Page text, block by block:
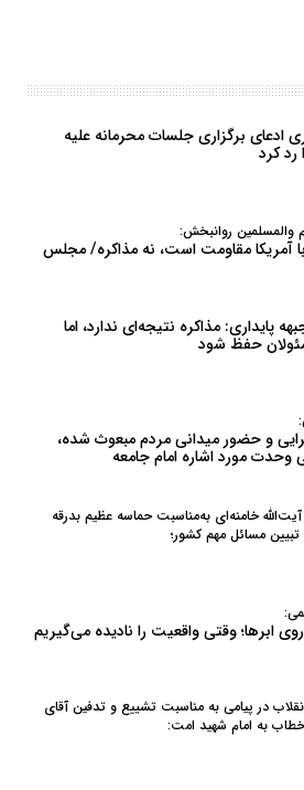
ادعای برگزاری جلسات محرمانه علیه
رد کرد
والمسلمین روانبخش:
با آمریکا مقاومت است، نه مذاکره/ مجلس
پایداری: مذاکره نتیجه‌ای ندارد، اما
حفظ شود
و حضور میدانی مردم مبعوث شده،
مورد اشاره امام جامعه
خامنه‌ای به‌مناسبت حماسه عظیم بدرقه
تبیین مسائل مهم کشور؛
ابرها؛ وقتی واقعیت را نادیده می‌گیریم
در پیامی به‌ مناسبت تشییع و تدفین آقای
خطاب به امام شهید امت: